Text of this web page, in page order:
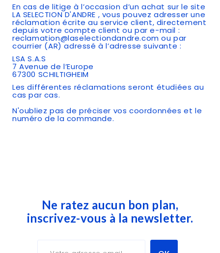
En cas de litige à l’occasion d’un achat sur le site
LA SELECTION D'ANDRE , vous pouvez adresser une
réclamation écrite au service client, directement
depuis votre compte client ou par e-mail :
reclamation@laselectiondandre.com ou par
courrier (AR) adressé à l’adresse suivante :
LSA S.A.S
7 Avenue de l’Europe
67300 SCHILTIGHEIM
Les différentes réclamations seront étudiées au
cas par cas.
N'oubliez pas de préciser vos coordonnées et le
numéro de la commande.
Ne ratez aucun bon plan,
inscrivez-vous à la newsletter.